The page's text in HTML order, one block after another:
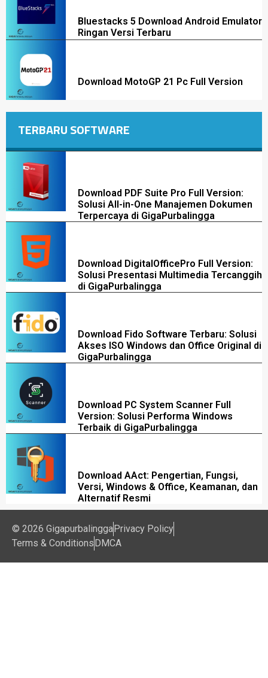
Bluestacks 5 Download Android Emulator
Ringan Versi Terbaru
Download MotoGP 21 Pc Full Version
TERBARU SOFTWARE
Download PDF Suite Pro Full Version:
Solusi All-in-One Manajemen Dokumen
Terpercaya di GigaPurbalingga
Download DigitalOfficePro Full Version:
Solusi Presentasi Multimedia Tercanggih
di GigaPurbalingga
Download Fido Software Terbaru: Solusi
Akses ISO Windows dan Office Original di
GigaPurbalingga
Download PC System Scanner Full
Version: Solusi Performa Windows
Terbaik di GigaPurbalingga
Download AAct: Pengertian, Fungsi,
Versi, Windows & Office, Keamanan, dan
Alternatif Resmi
© 2026 GigapurbalinggaPrivacy Policy
Terms & ConditionsDMCA